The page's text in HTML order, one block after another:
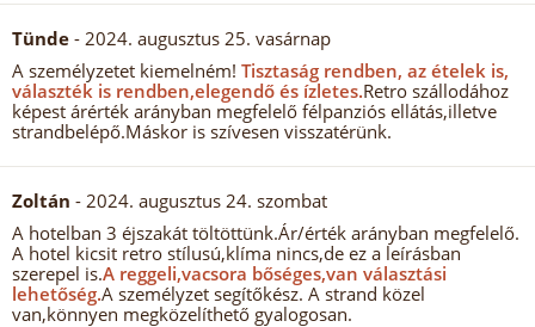
Tünde - 2024. augusztus 25. vasárnap
A személyzetet kiemelném! Tisztaság rendben, az ételek is,
választék is rendben,elegendő és ízletes.Retro szállodához
képest árérték arányban megfelelő félpanziós ellátás,illetve
strandbelépő.Máskor is szívesen visszatérünk.
Zoltán - 2024. augusztus 24. szombat
A hotelban 3 éjszakát töltöttünk.Ár/érték arányban megfelelő.
A hotel kicsit retro stílusú,klíma nincs,de ez a leírásban
szerepel is.A reggeli,vacsora bőséges,van választási
lehetőség.A személyzet segítőkész. A strand közel
van,könnyen megközelíthető gyalogosan.